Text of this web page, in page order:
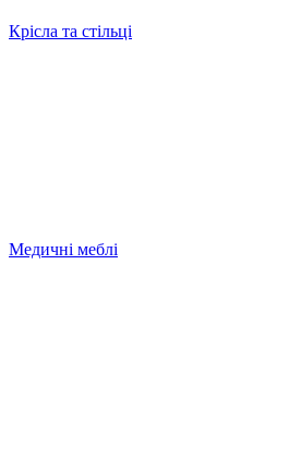
Крісла та стільці
Медичні меблі